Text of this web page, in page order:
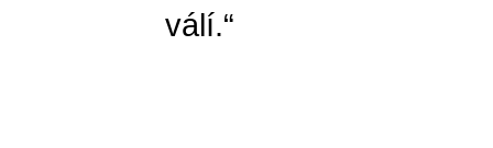
válí.“